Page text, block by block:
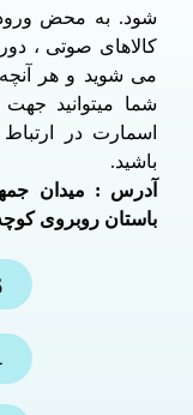
شود. به محض ورود
کالاهای صوتی ،
می شوید و هر آنچه
شما میتوانید
اسمارت در ارتباط
باشید.
آدرس : میدان
باستان روبروی کوچه نفر پلاک 1319